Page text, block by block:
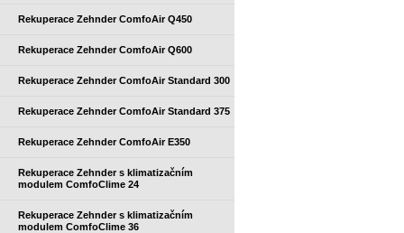
Rekuperace Zehnder ComfoAir Q450
Rekuperace Zehnder ComfoAir Q600
Rekuperace Zehnder ComfoAir Standard 300
Rekuperace Zehnder ComfoAir Standard 375
Rekuperace Zehnder ComfoAir E350
Rekuperace Zehnder s klimatizačním
modulem ComfoClime 24
Rekuperace Zehnder s klimatizačním
modulem ComfoClime 36